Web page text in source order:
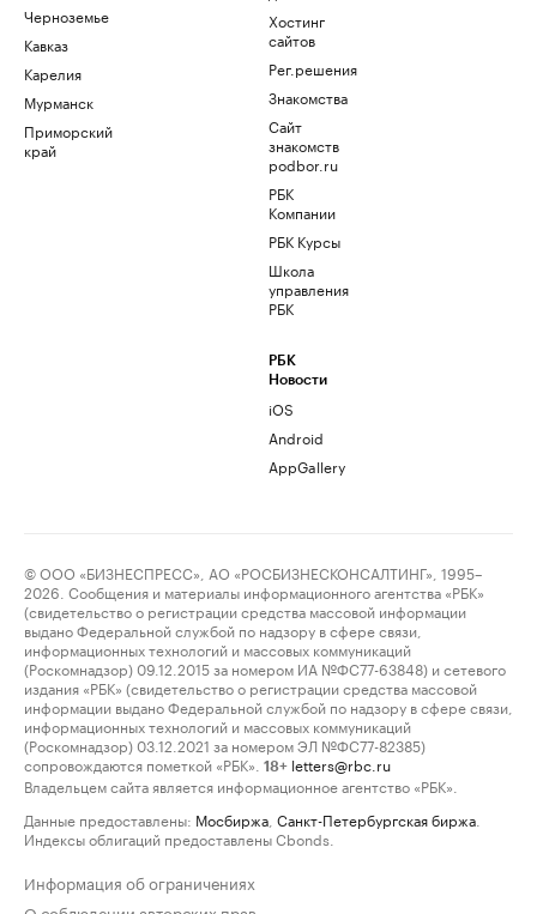
Черноземье
Кавказ
Карелия
Мурманск
Приморский
край
Хостинг
сайтов
Рег.решения
Знакомства
Сайт
знакомств
podbor.ru
РБК
Компании
РБК Курсы
Школа
управления
РБК
РБК
Новости
iOS
Android
AppGallery
© ООО «БИЗНЕСПРЕСС», АО «РОСБИЗНЕСКОНСАЛТИНГ», 1995–
2026. Сообщения и материалы информационного агентства «РБК»
(свидетельство о регистрации средства массовой информации
выдано Федеральной службой по надзору в сфере связи,
информационных технологий и массовых коммуникаций
(Роскомнадзор) 09.12.2015 за номером ИА №ФС77-63848) и сетевого
издания «РБК» (свидетельство о регистрации средства массовой
информации выдано Федеральной службой по надзору в сфере связи,
информационных технологий и массовых коммуникаций
(Роскомнадзор) 03.12.2021 за номером ЭЛ №ФС77-82385)
сопровождаются пометкой «РБК».
18+ letters@rbc.ru
Владельцем сайта является информационное агентство «РБК».
Данные предоставлены: Мосбиржа Санкт-Петербургская биржа
Индексы облигаций предоставлены Cbonds.
Информация об ограничениях